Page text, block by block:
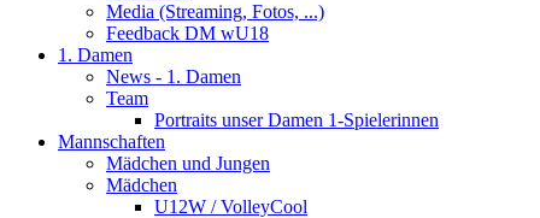
Media (Streaming, Fotos, ...)
Feedback DM wU18
1. Damen
News - 1. Damen
Team
Portraits unser Damen 1-Spielerinnen
Mannschaften
Mädchen und Jungen
Mädchen
U12W / VolleyCool